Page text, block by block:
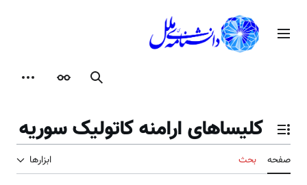
محتوامنوی اصلی
جستجوظاهر
تغییر وضعیت فهرست محتویات
کلیساهای ارامنه کاتولیک سوریه
صفحه بحث ابزارها